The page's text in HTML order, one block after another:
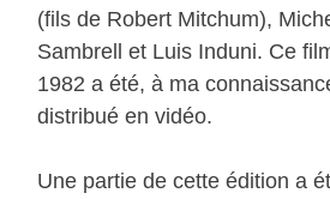
(fils de Robert Mitchum),
Sambrell et Luis Induni. Ce
1982 a été, à ma
distribué en vidéo.
Une partie de cette édition a